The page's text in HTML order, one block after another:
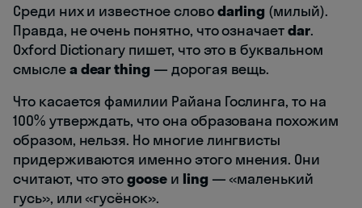
Среди них и известное словоdarling (милый).
Правда, не очень понятно, что означаетdar.
Oxford Dictionary пишет, что это в буквальном
смыслеa dear thing — дорогая вещь.
Что касается фамилии Райана Гослинга, то на
100% утверждать, что она образована похожим
образом, нельзя. Но многие лингвисты
придерживаются именно этого мнения. Они
считают, что этоgooseи ling — «маленький
гусь», или «гусёнок».